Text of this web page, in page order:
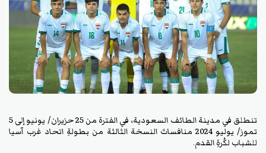
تنطلق في مدينة الطائف السعودية، في الفترة من 25 حزيران/ يونيو إلى 5
تموز/ يوليو 2024 منافساتَ النسخة الثالثة من بطولةِ اتحاد غرب آسيا
للشباب لكُرةِ القدم.